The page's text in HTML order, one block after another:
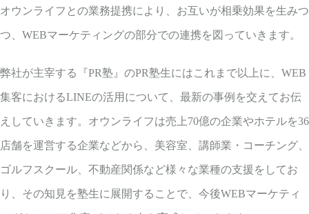
オウンライフとの業務提携により、お互いが相乗効果を生みつ
つ、WEBマーケティングの部分での連携を図っていきます。
弊社が主宰する『PR塾』のPR塾生にはこれまで以上に、WEB
集客におけるLINEの活用について、最新の事例を交えてお伝
えしていきます。オウンライフは売上70億の企業やホテルを36
店舗を運営する企業などから、美容室、講師業・コーチング、
ゴルフスクール、不動産関係など様々な業種の支援をしてお
り、その知見を塾生に展開することで、今後WEBマーケティ